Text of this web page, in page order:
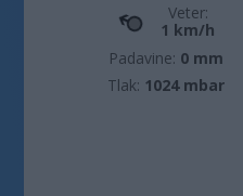
Veter:
1 km/h
Padavine: 0 mm
Tlak: 1024 mbar